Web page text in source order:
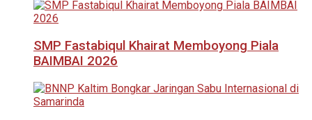
SMP Fastabiqul Khairat Memboyong Piala
BAIMBAI 2026